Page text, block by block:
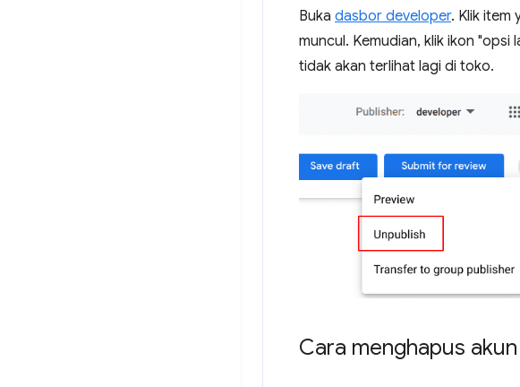
Buka dasbor developer. Klik item
muncul. Kemudian, klik ikon "opsi
tidak akan terlihat lagi di toko.
Cara menghapus